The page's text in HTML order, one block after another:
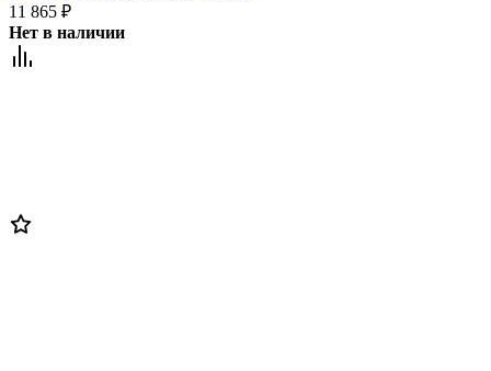
11 865 ₽
Нет в наличии